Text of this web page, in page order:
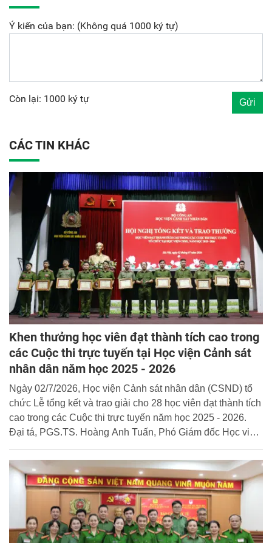
Ý kiến của bạn: (Không quá 1000 ký tự)
Còn lại: 1000 ký tự
CÁC TIN KHÁC
Khen thưởng học viên đạt thành tích cao trong
các Cuộc thi trực tuyến tại Học viện Cảnh sát
nhân dân năm học 2025 - 2026
Ngày 02/7/2026, Học viện Cảnh sát nhân dân (CSND) tổ
chức Lễ tổng kết và trao giải cho 28 học viên đạt thành tích
cao trong các Cuộc thi trực tuyến năm học 2025 - 2026.
Đại tá, PGS.TS. Hoàng Anh Tuấn, Phó Giám đốc Học viện